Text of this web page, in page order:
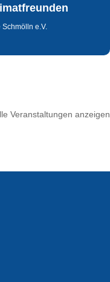
e.V.
Veranstaltungen anzeigen